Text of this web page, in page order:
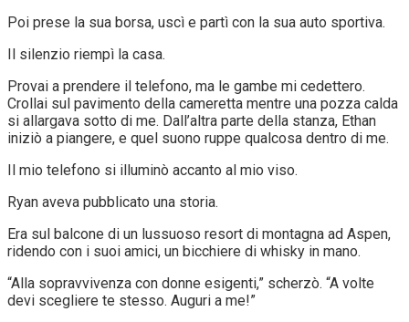
Poi prese la sua borsa, uscì e partì con la sua auto sportiva.
Il silenzio riempì la casa.
Provai a prendere il telefono, ma le gambe mi cedettero.
Crollai sul pavimento della cameretta mentre una pozza calda
si allargava sotto di me. Dall’altra parte della stanza, Ethan
iniziò a piangere, e quel suono ruppe qualcosa dentro di me.
Il mio telefono si illuminò accanto al mio viso.
Ryan aveva pubblicato una storia.
Era sul balcone di un lussuoso resort di montagna ad Aspen,
ridendo con i suoi amici, un bicchiere di whisky in mano.
“Alla sopravvivenza con donne esigenti,” scherzò. “A volte
devi scegliere te stesso. Auguri a me!”